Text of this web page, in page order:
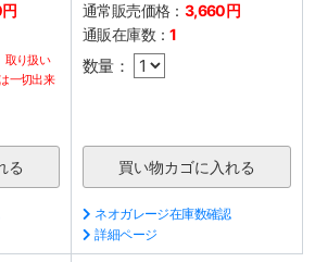
取り扱い
一切出来
通常販売価格： 3,660円
通販在庫数：1
数量：
ネオガレージ在庫数確認
詳細ページ